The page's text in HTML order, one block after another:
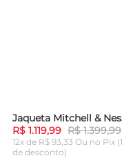
-
R$ 1.119,99 R$ 1.399,99
12x de R$ 93,33 Ou no Pix
de desconto)